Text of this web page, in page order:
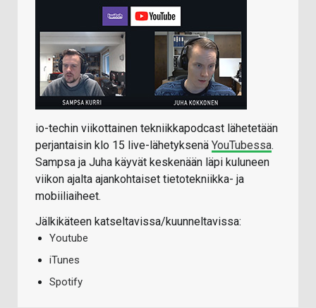
io-techin viikottainen tekniikkapodcast lähetetään
perjantaisin klo 15 live-lähetyksenä YouTubessa.
Sampsa ja Juha käyvät keskenään läpi kuluneen
viikon ajalta ajankohtaiset tietotekniikka- ja
mobiiliaiheet.
Jälkikäteen katseltavissa/kuunneltavissa:
Youtube
iTunes
Spotify